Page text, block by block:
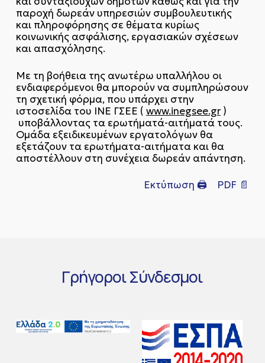
παροχή δωρεάν υπηρεσιών συμβουλευτικής
και πληροφόρησης σε θέματα κυρίως
κοινωνικής ασφάλισης, εργασιακών σχέσεων
και απασχόλησης.
Με τη βοήθεια της ανωτέρω υπαλλήλου οι
ενδιαφερόμενοι θα μπορούν να συμπληρώσουν
τη σχετική φόρμα, που υπάρχει στην
ιστοσελίδα του ΙΝΕ ΓΣΕΕ ( www.inegsee.gr)
υποβάλλοντας τα ερωτήματά-αιτήματά τους.
Ομάδα εξειδικευμένων εργατολόγων θα
εξετάζουν τα ερωτήματα-αιτήματα και θα
αποστέλλουν στη συνέχεια δωρεάν απάντηση.
Εκτύπωση 🖨 PDF 📄
ΓρήγοροιΣύνδεσμοι